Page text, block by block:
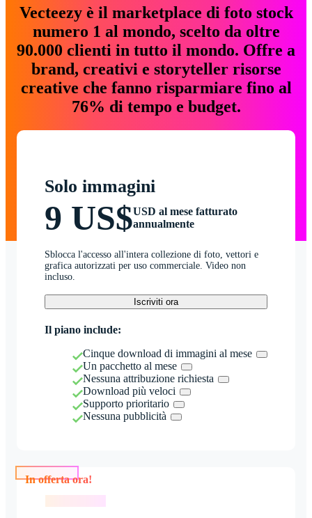
Vecteezy è il marketplace di foto stock
numero 1 al mondo, scelto da oltre
90.000 clienti in tutto il mondo. Offre a
brand, creativi e storyteller risorse
creative che fanno risparmiare fino al
76% di tempo e budget.
Solo immagini
9 US$USD al mese fatturato
annualmente
Sblocca l'accesso all'intera collezione di foto, vettori e
grafica autorizzati per uso commerciale. Video non
incluso.
Iscriviti ora
Il piano include:
Cinque download di immagini al mese
Un pacchetto al mese
Nessuna attribuzione richiesta
Download più veloci
Supporto prioritario
Nessuna pubblicità